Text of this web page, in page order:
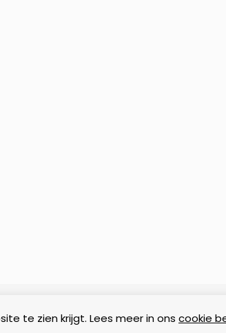
te zien krijgt. Lees meer in ons cookie